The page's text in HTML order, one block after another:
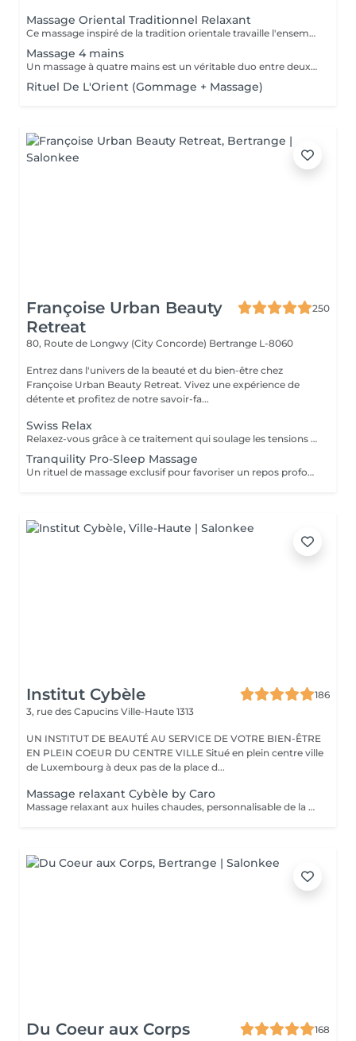
Massage Oriental Traditionnel Relaxant
Ce massage inspiré de la tradition orientale travaille l'ensemble du corps avec de l'huile d'argon chauffée et délicatement parfumée. Les mains expertes de la praticienne insistent sur les points de tensions pour éliminer toxines et douleurs musculaire, et vous procurer un état de bien-être.
Massage 4 mains
Un massage à quatre mains est un véritable duo entre deux praticiens, les mêmes régions sont massées simultanément : Ils travaillent en harmonie et en synergie totale sur les mêmes zones du corps au même moment, et en synchronisant leurs mouvements de façon très précise.
Rituel De L'Orient (Gommage + Massage)
Françoise Urban Beauty
Retreat
250
80, Route de Longwy (City Concorde) Bertrange L-8060
Entrez dans l'univers de la beauté et du bien-être chez
Françoise Urban Beauty Retreat. Vivez une expérience de
détente et profitez de notre savoir-fa...
Swiss Relax
Relaxez-vous grâce à ce traitement qui soulage les tensions pour un dos parfaitement détendu.
Tranquility Pro-Sleep Massage
Un rituel de massage exclusif pour favoriser un repos profond du corps et de lesprit. Les effets positifs relaxants et anti-stress du «tranquility Blend» sont augmentés par les techniques du modelage exclusif, inspiré par layurvéda du Kérala et le rituel de massage traditionnel indonésien «Sea malay», intéressant pour ses vertus sur le système nerveux et lesprit. Tranquility Pro-Sleep Massage, aide le corps à récupérer des situations de stress et améliore la qualité du repos et du sommeil.
Institut Cybèle
186
3, rue des Capucins Ville-Haute 1313
UN INSTITUT DE BEAUTÉ AU SERVICE DE VOTRE BIEN-ÊTRE
EN PLEIN COEUR DU CENTRE VILLE Situé en plein centre ville
de Luxembourg à deux pas de la place d...
Massage relaxant Cybèle by Caro
Massage relaxant aux huiles chaudes, personnalisable de la tête aux pieds.
Du Coeur aux Corps
168